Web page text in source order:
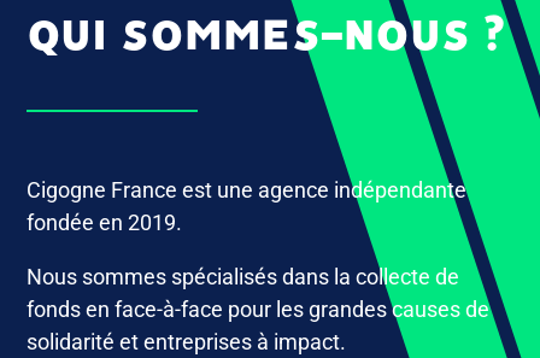
QUI SOMMES-NOUS ?
Cigogne France est une agence indépendante
fondée en 2019.
Nous sommes spécialisés dans la collecte de
fonds en face-à-face pour les grandes causes de
solidarité et entreprises à impact.